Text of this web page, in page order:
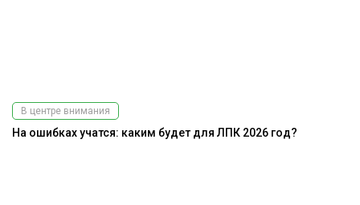
В центре внимания
На ошибках учатся: каким будет для ЛПК 2026 год?